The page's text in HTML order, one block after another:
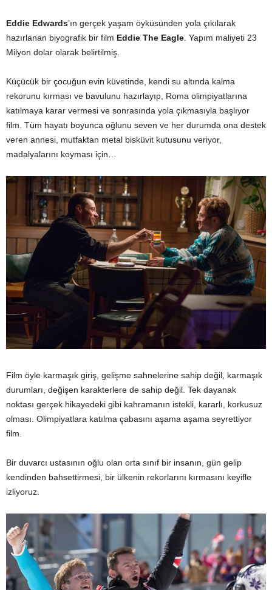
Eddie Edwards’ın gerçek yaşam öyküsünden yola çıkılarak
hazırlanan biyografik bir film Eddie The Eagle . Yapım maliyeti 23
Milyon dolar olarak belirtilmiş.
Küçücük bir çocuğun evin küvetinde, kendi su altında kalma
rekorunu kırması ve bavulunu hazırlayıp, Roma olimpiyatlarına
katılmaya karar vermesi ve sonrasında yola çıkmasıyla başlıyor
film. Tüm hayatı boyunca oğlunu seven ve her durumda ona destek
veren annesi, mutfaktan metal bisküvit kutusunu veriyor,
madalyalarını koyması için…
Film öyle karmaşık giriş, gelişme sahnelerine sahip değil, karmaşık
durumları, değişen karakterlere de sahip değil. Tek dayanak
noktası gerçek hikayedeki gibi kahramanın istekli, kararlı, korkusuz
olması. Olimpiyatlara katılma çabasını aşama aşama seyrettiyor
film.
Bir duvarcı ustasının oğlu olan orta sınıf bir insanın, gün gelip
kendinden bahsettirmesi, bir ülkenin rekorlarını kırmasını keyifle
izliyoruz.